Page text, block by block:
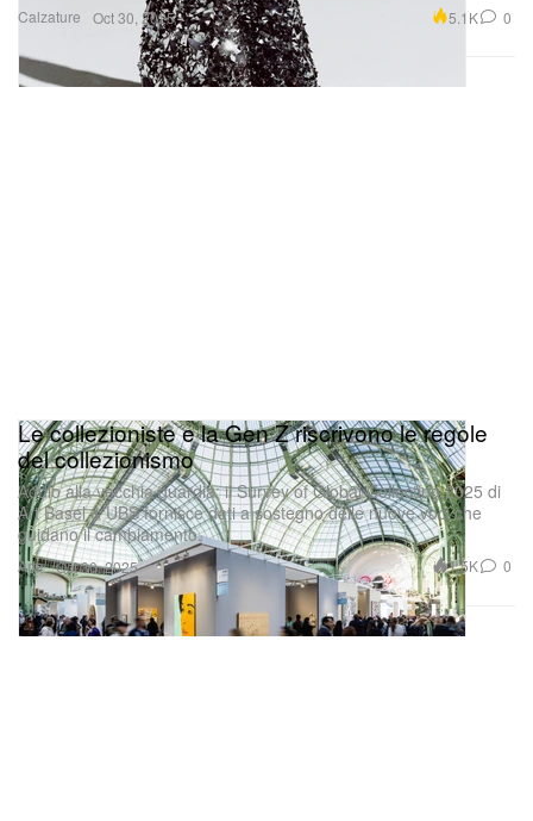
Calzature Oct 30, 2025 5.1K 0
Arte
Le collezioniste e la Gen Z riscrivono le regole
del collezionismo
Addio alla vecchia guardia: il Survey of Global Collecting 2025 di
Art Basel & UBS fornisce dati a sostegno delle nuove voci che
guidano il cambiamento.
Oct 30, 2025 1.5K 0